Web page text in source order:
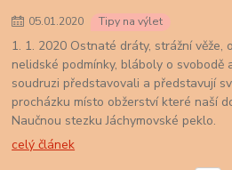
05.01.2020 Tipy na výlet
1. 1. 2020 Ostnaté dráty, strážní věže,
nelidské podmínky, bláboly o svobodě
soudruzi představovali a představují
procházku místo obžerství které naší
Naučnou stezku Jáchymovské peklo.
celý článek